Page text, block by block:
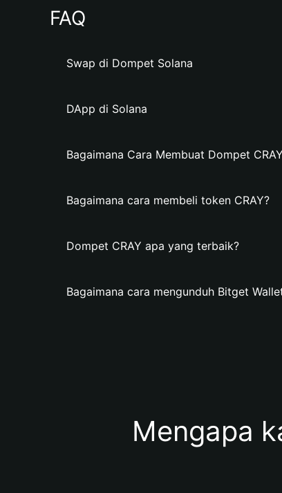
FAQ
Swap di Dompet Solana
DApp di Solana
Bagaimana Cara Membuat Dompet
Bagaimana cara membeli token CRAY?
Dompet CRAY apa yang terbaik?
Bagaimana cara mengunduh Bitget
Mengapa